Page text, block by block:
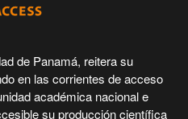
de Panamá, reitera su
en las corrientes de acceso
académica nacional e
su producción científica